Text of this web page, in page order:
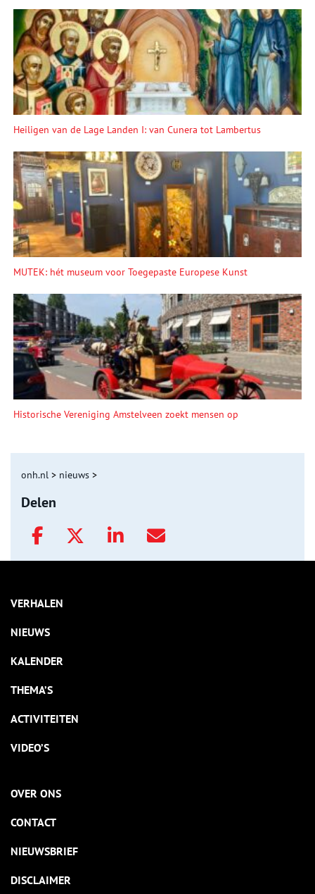
Heiligen van de Lage Landen I: van Cunera tot Lambertus
MUTEK: hét museum voor Toegepaste Europese Kunst
Historische Vereniging Amstelveen zoekt mensen op
onh.nl > nieuws >
Delen
VERHALEN
NIEUWS
KALENDER
THEMA’S
ACTIVITEITEN
VIDEO’S
OVER ONS
CONTACT
NIEUWSBRIEF
DISCLAIMER